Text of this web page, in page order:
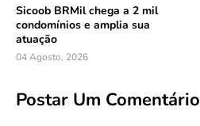
Sicoob BRMil chega a 2 mil
condomínios e amplia sua
atuação
04 Agosto, 2026
Postar Um Comentário